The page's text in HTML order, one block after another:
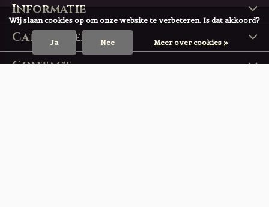
Informatie
Categorieën
Contact
Wij slaan cookies op om onze website te verbeteren. Is dat akkoord?
Ja Nee Meer over cookies »